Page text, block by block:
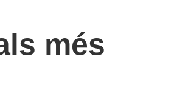
més